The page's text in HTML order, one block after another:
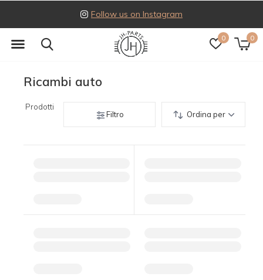
0 0
Follow us on Instagram
Ricambi auto
Prodotti
Filtro
Ordina per